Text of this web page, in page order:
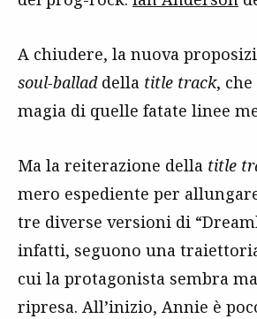
A chiudere, la nuova
soul-balladdella title track,
magia di quelle fatate linee
Ma la reiterazione della title
mero espediente per
tre diverse versioni di
infatti, seguono una
cui la protagonista sembra
ripresa. All’inizio, Annie è